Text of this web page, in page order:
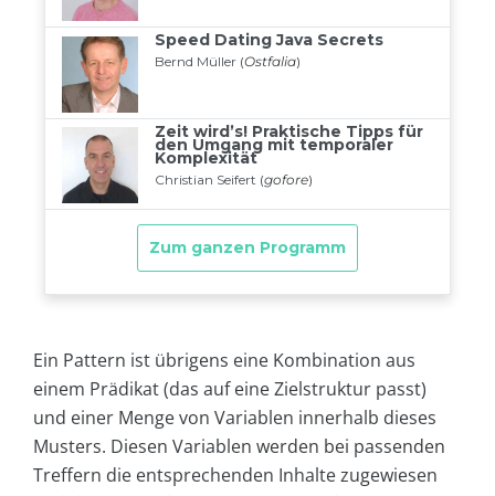
Ein Pattern ist übrigens eine Kombination aus
einem Prädikat (das auf eine Zielstruktur passt)
und einer Menge von Variablen innerhalb dieses
Musters. Diesen Variablen werden bei passenden
Treffern die entsprechenden Inhalte zugewiesen